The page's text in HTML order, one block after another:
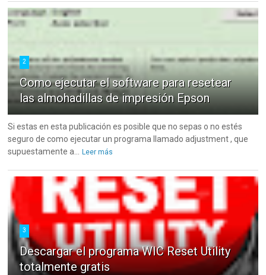
2
Como ejecutar el software para resetear
las almohadillas de impresión Epson
Si estas en esta publicación es posible que no sepas o no estés
seguro de como ejecutar un programa llamado adjustment , que
supuestamente a...
Leer más
3
Descargar el programa WIC Reset Utility
totalmente gratis